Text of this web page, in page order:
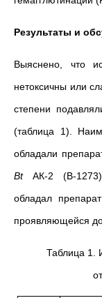
Результаты и
Выяснено, что
нетоксичны или
степени
(таблица 1).
обладали
BtАК-2 (В-1273),
обладал
проявляющейся
Таблица 1.